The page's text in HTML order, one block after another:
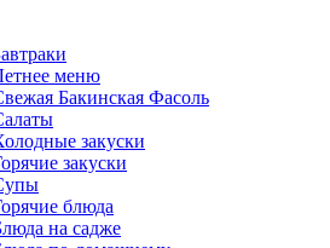
меню
Бакинская Фасоль
закуски
закуски
блюда
на садже